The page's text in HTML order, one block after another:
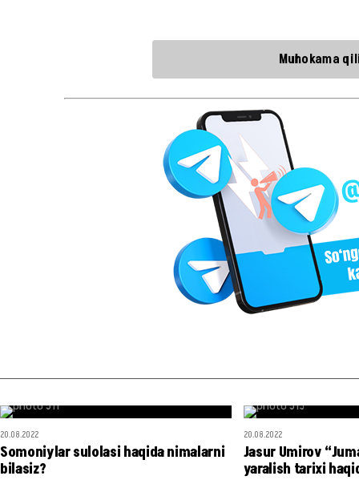
Muhokama
20.08.2022
Somoniylar sulolasi haqida nimalarni
bilasiz?
20.08.2022
Jasur Umirov
yaralish tarixi